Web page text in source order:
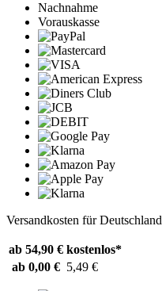
Nachnahme
Vorauskasse
Versandkosten für Deutschland
ab 54,90 € kostenlos*
ab 0,00 € 5,49 €